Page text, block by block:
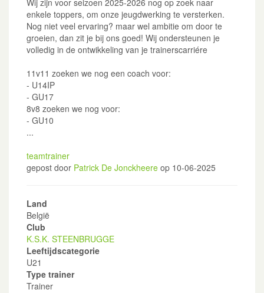
Wij zijn voor seizoen 2025-2026 nog op zoek naar
enkele toppers, om onze jeugdwerking te versterken.
Nog niet veel ervaring? maar wel ambitie om door te
groeien, dan zit je bij ons goed! Wij ondersteunen je
volledig in de ontwikkeling van je trainerscarriére
11v11 zoeken we nog een coach voor:
- U14IP
- GU17
8v8 zoeken we nog voor:
- GU10
...
teamtrainer
gepost door Patrick De Jonckheere op 10-06-2025
Land
België
Club
K.S.K. STEENBRUGGE
Leeftijdscategorie
U21
Type trainer
Trainer